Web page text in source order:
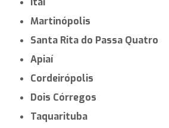
Martinópolis
Santa Rita do Passa Quatro
Apiaí
Cordeirópolis
Dois Córregos
Taquarituba